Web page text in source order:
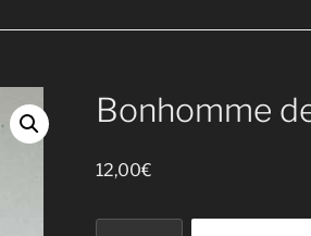
Bonhomme
12,00€